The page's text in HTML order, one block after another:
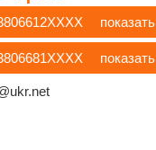
показать
показать